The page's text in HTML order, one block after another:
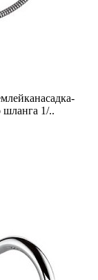
шланга 1/..